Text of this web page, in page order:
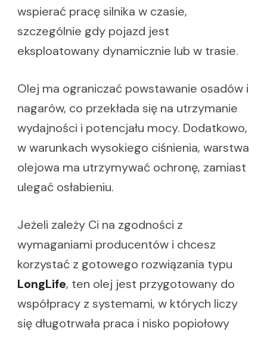
wspierać pracę silnika w czasie,
szczególnie gdy pojazd jest
eksploatowany dynamicznie lub w trasie.
Olej ma ograniczać powstawanie osadów i
nagarów, co przekłada się na utrzymanie
wydajności i potencjału mocy. Dodatkowo,
w warunkach wysokiego ciśnienia, warstwa
olejowa ma utrzymywać ochronę, zamiast
ulegać osłabieniu.
Jeżeli zależy Ci na zgodności z
wymaganiami producentów i chcesz
korzystać z gotowego rozwiązania typu
LongLife, ten olej jest przygotowany do
współpracy z systemami, w których liczy
się długotrwała praca i nisko popiołowy